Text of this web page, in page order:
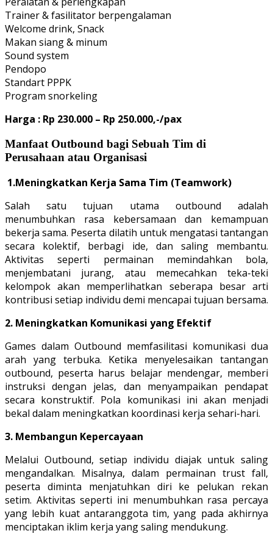
Trainer & fasilitator berpengalaman
Welcome drink, Snack
Makan siang & minum
Sound system
Pendopo
Standart PPPK
Program snorkeling
Harga : Rp 230.000 – Rp 250.000,-/pax
Manfaat Outbound bagi Sebuah Tim di
Perusahaan atau Organisasi
1.Meningkatkan Kerja Sama Tim (Teamwork)
Salah satu tujuan utama outbound adalah
menumbuhkan rasa kebersamaan dan kemampuan
bekerja sama. Peserta dilatih untuk mengatasi tantangan
secara kolektif, berbagi ide, dan saling membantu.
Aktivitas seperti permainan memindahkan bola,
menjembatani jurang, atau memecahkan teka-teki
kelompok akan memperlihatkan seberapa besar arti
kontribusi setiap individu demi mencapai tujuan bersama.
2. Meningkatkan Komunikasi yang Efektif
Games dalam Outbound memfasilitasi komunikasi dua
arah yang terbuka. Ketika menyelesaikan tantangan
outbound, peserta harus belajar mendengar, memberi
instruksi dengan jelas, dan menyampaikan pendapat
secara konstruktif. Pola komunikasi ini akan menjadi
bekal dalam meningkatkan koordinasi kerja sehari-hari.
3. Membangun Kepercayaan
Melalui Outbound, setiap individu diajak untuk saling
mengandalkan. Misalnya, dalam permainan trust fall,
peserta diminta menjatuhkan diri ke pelukan rekan
setim. Aktivitas seperti ini menumbuhkan rasa percaya
yang lebih kuat antaranggota tim, yang pada akhirnya
menciptakan iklim kerja yang saling mendukung.